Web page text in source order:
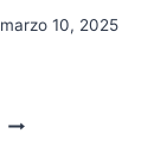
marzo 10, 2025